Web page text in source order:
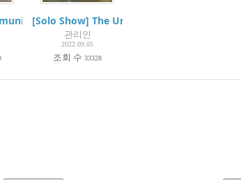
Space Mium
Project:Boogie Woogie Art Museum |
[Solo Show] The Universe in the Golden
관리인
2022.09.05
조회 수 33328